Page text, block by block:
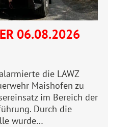
06.08.2026
die LAWZ
Maishofen zu
im Bereich der
Durch die
wurde…